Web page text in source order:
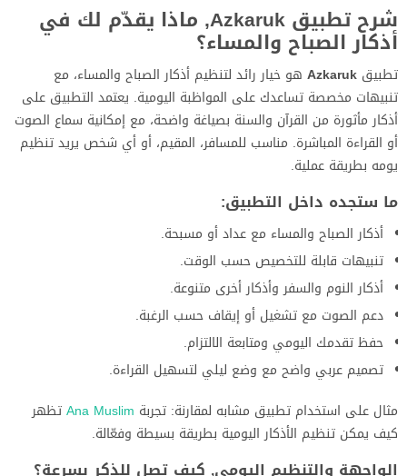
شرح تطبيق Azkaruk, ماذا يقدّم لك في
أذكار الصباح والمساء؟
تطبيق Azkaruk هو خيار رائد لتنظيم أذكار الصباح والمساء، مع
تنبيهات مخصصة تساعدك على المواظبة اليومية. يعتمد التطبيق على
أذكار مأثورة من القرآن والسنة بصياغة واضحة، مع إمكانية سماع الصوت
أو القراءة المباشرة. مناسب للمسافر، المقيم، أو أي شخص يريد تنظيم
يومه بطريقة عملية.
ما ستجده داخل التطبيق:
أذكار الصباح والمساء مع عداد أو مسبحة.
تنبيهات قابلة للتخصيص حسب الوقت.
أذكار النوم والسفر وأذكار أخرى متنوعة.
دعم الصوت مع تشغيل أو إيقاف حسب الرغبة.
حفظ تقدمك اليومي ومتابعة الالتزام.
تصميم عربي واضح مع وضع ليلي لتسهيل القراءة.
مثال على استخدام تطبيق مشابه لمقارنة: تجربة Ana Muslimتظهر
كيف يمكن تنظيم الأذكار اليومية بطريقة بسيطة وفعّالة.
الواجهة والتنظيم اليومي, كيف تصل للذكر بسرعة؟